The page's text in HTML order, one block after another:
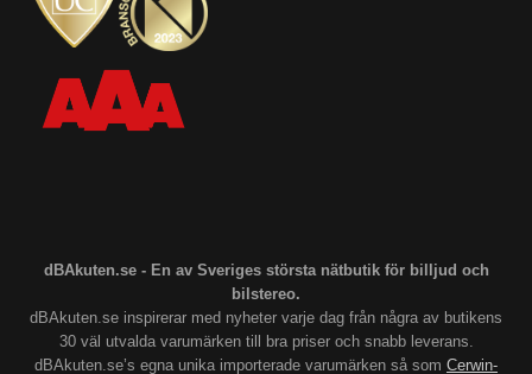
dBAkuten.se - En av Sveriges största nätbutik för billjud och
bilstereo.
dBAkuten.se inspirerar med nyheter varje dag från några av butikens
30 väl utvalda varumärken till bra priser och snabb leverans.
dBAkuten.se’s egna unika importerade varumärken så som Cerwin-